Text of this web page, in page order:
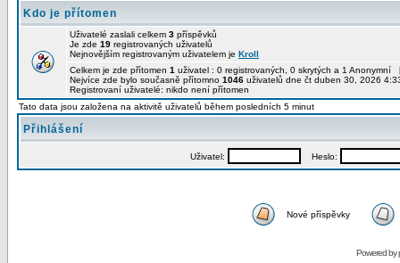
Kdo je přítomen
Uživatelé zaslali celkem 3 příspěvků
Je zde 19 registrovaných uživatelů
Nejnovějším registrovaným uživatelem je Kroll
Celkem je zde přítomen 1 uživatel : 0 registrovaných, 0 skrytých a 1 Anonymní
Nejvíce zde bylo současně přítomno 1046 uživatelů dne čt duben 30, 2026
Registrovaní uživatelé: nikdo není přítomen
Tato data jsou založena na aktivitě uživatelů během posledních 5 minut
Přihlášení
Uživatel: Heslo:
Nové příspěvky
Powered by